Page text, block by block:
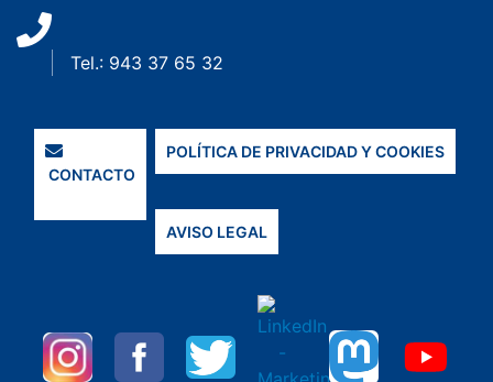
Tel.: 943 37 65 32
CONTACTO
POLÍTICA DE PRIVACIDAD Y COOKIES
AVISO LEGAL